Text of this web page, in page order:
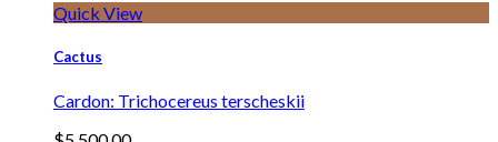
Quick View
Cactus
Cardon: Trichocereus terscheskii